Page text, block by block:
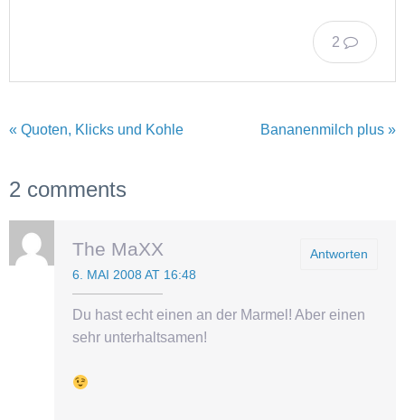
2
« Quoten, Klicks und Kohle Bananenmilch plus »
2 comments
Antworten
The MaXX
6. MAI 2008 AT 16:48
Du hast echt einen an der Marmel! Aber einen
sehr unterhaltsamen!